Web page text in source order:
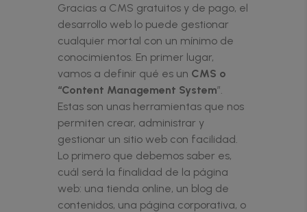
Gracias a CMS gratuitos y de pago, el
desarrollo web lo puede gestionar
cualquier mortal con un mínimo de
conocimientos. En primer lugar,
vamos a definir qué es un CMS o
“Content Management System”.
Estas son unas herramientas que nos
permiten crear, administrar y
gestionar un sitio web con facilidad.
Lo primero que debemos saber es,
cuál será la finalidad de la página
web: una tienda online, un blog de
contenidos, una página corporativa, o